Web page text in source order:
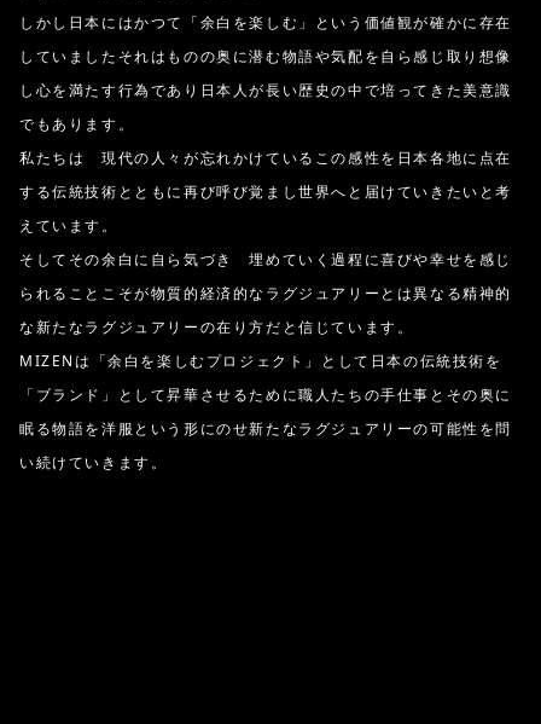
しかし日本にはかつて「余白を楽しむ」という価値観が確かに存在
していましたそれはものの奥に潜む物語や気配を自ら感じ取り想像
し心を満たす行為であり日本人が長い歴史の中で培ってきた美意識
でもあります。
私たちは 現代の人々が忘れかけているこの感性を日本各地に点在
する伝統技術とともに再び呼び覚まし世界へと届けていきたいと考
えています。
そしてその余白に自ら気づき 埋めていく過程に喜びや幸せを感じ
られることこそが物質的経済的なラグジュアリーとは異なる精神的
な新たなラグジュアリーの在り方だと信じています。
MIZENは「余白を楽しむプロジェクト」として日本の伝統技術を
「ブランド」として昇華させるために職人たちの手仕事とその奥に
眠る物語を洋服という形にのせ新たなラグジュアリーの可能性を問
い続けていきます。